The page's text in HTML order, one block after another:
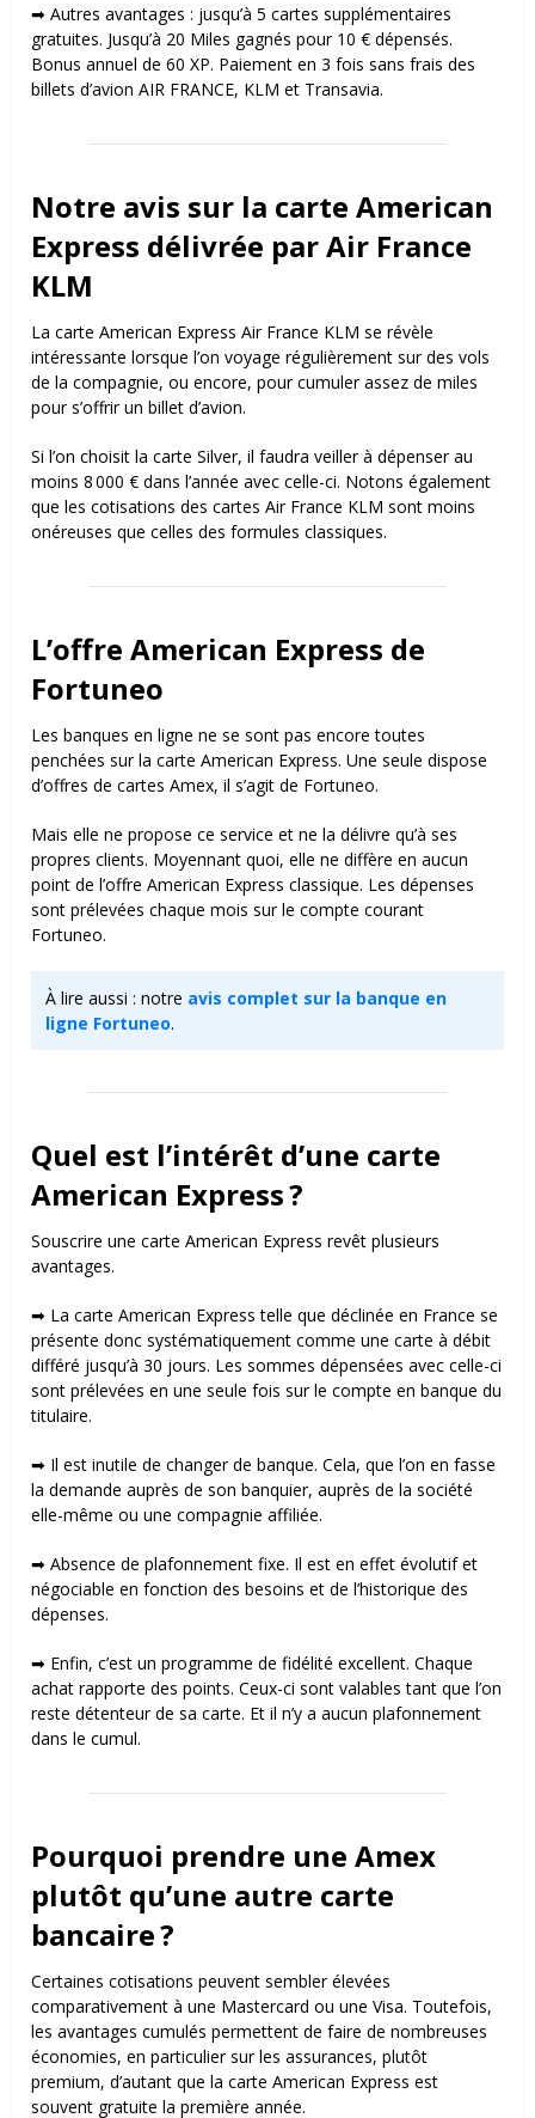
➡Autres avantages : jusqu’à 5 cartes supplémentaires
gratuites. Jusqu’à 20 Miles gagnés pour 10 € dépensés.
Bonus annuel de 60 XP. Paiement en 3 fois sans frais des
billets d’avion AIR FRANCE, KLM et Transavia.
Notre avis sur la carte American
Express délivrée par Air France
KLM
La carte American Express Air France KLM se révèle
intéressante lorsque l’on voyage régulièrement sur des vols
de la compagnie, ou encore, pour cumuler assez de miles
pour s’offrir un billet d’avion.
Si l’on choisit la carte Silver, il faudra veiller à dépenser au
moins 8 000 € dans l’année avec celle-ci. Notons également
que les cotisations des cartes Air France KLM sont moins
onéreuses que celles des formules classiques.
L’offre American Express de
Fortuneo
Les banques en ligne ne se sont pas encore toutes
penchées sur la carte American Express. Une seule dispose
d’offres de cartes Amex, il s’agit de Fortuneo.
Mais elle ne propose ce service et ne la délivre qu’à ses
propres clients. Moyennant quoi, elle ne diffère en aucun
point de l’offre American Express classique. Les dépenses
sont prélevées chaque mois sur le compte courant
Fortuneo.
À lire aussi : notre avis complet sur la banque en
ligne Fortuneo.
Quel est l’intérêt d’une carte
American Express ?
Souscrire une carte American Express revêt plusieurs
avantages.
➡ La carte American Express telle que déclinée en France se
présente donc systématiquement comme une carte à débit
différé jusqu’à 30 jours. Les sommes dépensées avec celle-ci
sont prélevées en une seule fois sur le compte en banque du
titulaire.
➡ Il est inutile de changer de banque. Cela, que l’on en fasse
la demande auprès de son banquier, auprès de la société
elle-même ou une compagnie affiliée.
➡ Absence de plafonnement fixe. Il est en effet évolutif et
négociable en fonction des besoins et de l’historique des
dépenses.
➡ Enfin, c’est un programme de fidélité excellent. Chaque
achat rapporte des points. Ceux-ci sont valables tant que l’on
reste détenteur de sa carte. Et il n’y a aucun plafonnement
dans le cumul.
Pourquoi prendre une Amex
plutôt qu’une autre carte
bancaire ?
Certaines cotisations peuvent sembler élevées
comparativement à une Mastercard ou une Visa. Toutefois,
les avantages cumulés permettent de faire de nombreuses
économies, en particulier sur les assurances, plutôt
premium, d’autant que la carte American Express est
souvent gratuite la première année.